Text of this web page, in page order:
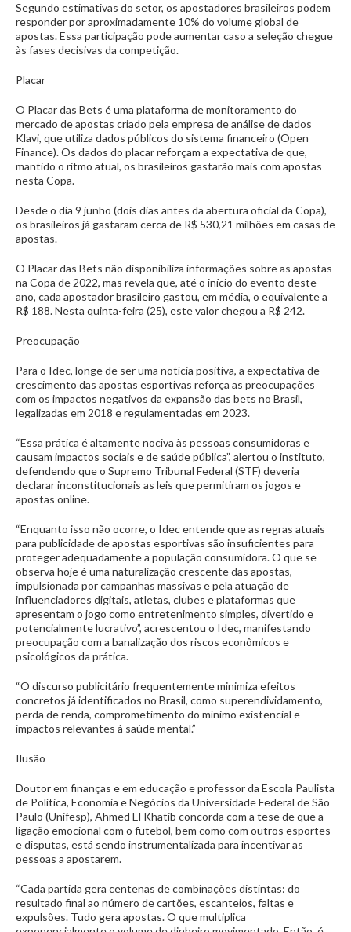
Segundo estimativas do setor, os apostadores brasileiros podem
responder por aproximadamente 10% do volume global de
apostas. Essa participação pode aumentar caso a seleção chegue
às fases decisivas da competição.
Placar
O Placar das Bets é uma plataforma de monitoramento do
mercado de apostas criado pela empresa de análise de dados
Klavi, que utiliza dados públicos do sistema financeiro (Open
Finance). Os dados do placar reforçam a expectativa de que,
mantido o ritmo atual, os brasileiros gastarão mais com apostas
nesta Copa.
Desde o dia 9 junho (dois dias antes da abertura oficial da Copa),
os brasileiros já gastaram cerca de R$ 530,21 milhões em casas de
apostas.
O Placar das Bets não disponibiliza informações sobre as apostas
na Copa de 2022, mas revela que, até o início do evento deste
ano, cada apostador brasileiro gastou, em média, o equivalente a
R$ 188. Nesta quinta-feira (25), este valor chegou a R$ 242.
Preocupação
Para o Idec, longe de ser uma notícia positiva, a expectativa de
crescimento das apostas esportivas reforça as preocupações
com os impactos negativos da expansão das bets no Brasil,
legalizadas em 2018 e regulamentadas em 2023.
“Essa prática é altamente nociva às pessoas consumidoras e
causam impactos sociais e de saúde pública”, alertou o instituto,
defendendo que o Supremo Tribunal Federal (STF) deveria
declarar inconstitucionais as leis que permitiram os jogos e
apostas online.
“Enquanto isso não ocorre, o Idec entende que as regras atuais
para publicidade de apostas esportivas são insuficientes para
proteger adequadamente a população consumidora. O que se
observa hoje é uma naturalização crescente das apostas,
impulsionada por campanhas massivas e pela atuação de
influenciadores digitais, atletas, clubes e plataformas que
apresentam o jogo como entretenimento simples, divertido e
potencialmente lucrativo”, acrescentou o Idec, manifestando
preocupação com a banalização dos riscos econômicos e
psicológicos da prática.
“O discurso publicitário frequentemente minimiza efeitos
concretos já identificados no Brasil, como superendividamento,
perda de renda, comprometimento do mínimo existencial e
impactos relevantes à saúde mental.”
Ilusão
Doutor em finanças e em educação e professor da Escola Paulista
de Política, Economia e Negócios da Universidade Federal de São
Paulo (Unifesp), Ahmed El Khatib concorda com a tese de que a
ligação emocional com o futebol, bem como com outros esportes
e disputas, está sendo instrumentalizada para incentivar as
pessoas a apostarem.
“Cada partida gera centenas de combinações distintas: do
resultado final ao número de cartões, escanteios, faltas e
expulsões. Tudo gera apostas. O que multiplica